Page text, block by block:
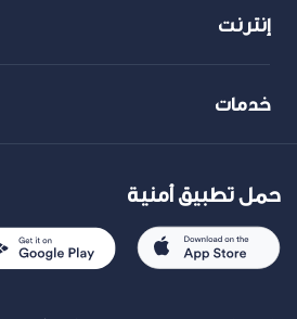
إنترنت
خدمات
حمل تطبيق أمنية